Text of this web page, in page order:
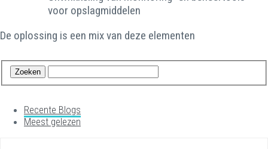
voor opslagmiddelen
De oplossing is een mix van deze elementen
Recente Blogs
Meest gelezen